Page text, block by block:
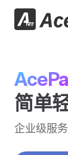
跳转到内容
简单
企业级服